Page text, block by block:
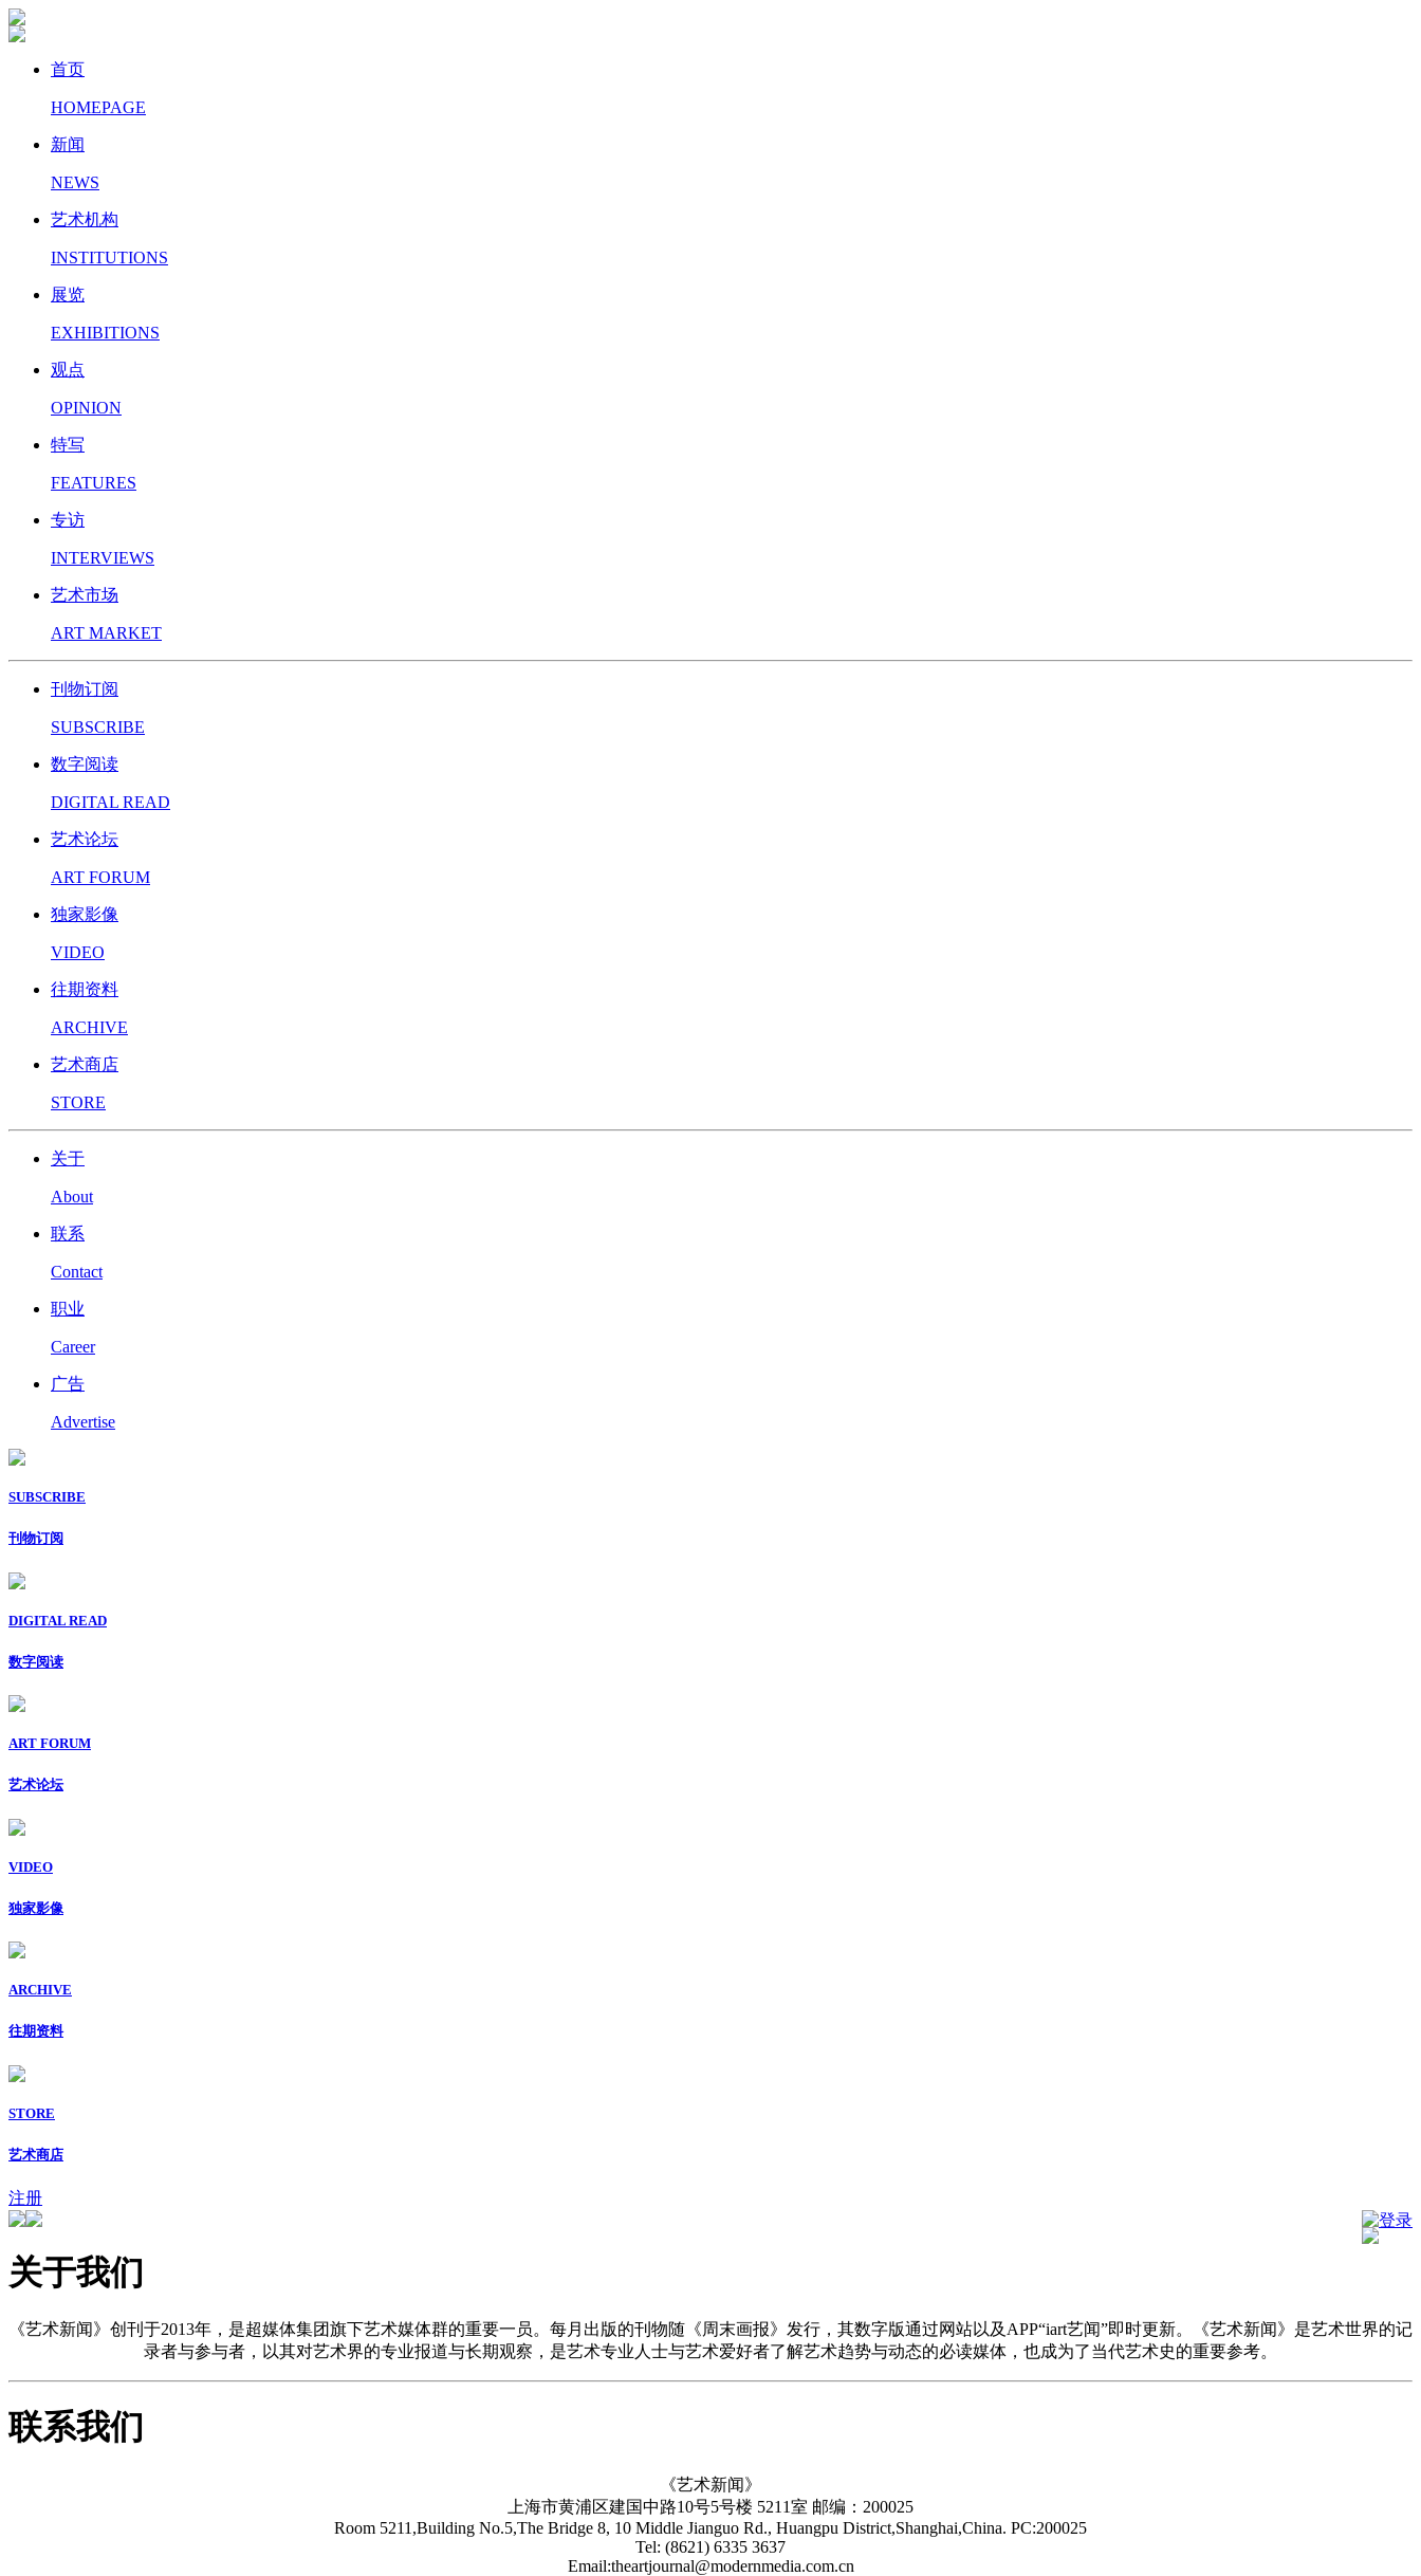
首页
HOMEPAGE
新闻
NEWS
艺术机构
INSTITUTIONS
展览
EXHIBITIONS
观点
OPINION
特写
FEATURES
专访
INTERVIEWS
艺术市场
ART MARKET
刊物订阅
SUBSCRIBE
数字阅读
DIGITAL READ
艺术论坛
ART FORUM
独家影像
VIDEO
往期资料
ARCHIVE
艺术商店
STORE
关于
About
联系
Contact
职业
Career
广告
Advertise
SUBSCRIBE
刊物订阅
DIGITAL READ
数字阅读
ART FORUM
艺术论坛
VIDEO
独家影像
ARCHIVE
往期资料
STORE
艺术商店
注册
登录
关于我们
《艺术新闻》创刊于2013年，是超媒体集团旗下艺术媒体群的重要一员。每月出版的刊物随《周末画报》发行，其数字版通过网站以及APP“iart艺闻”即时更新。《艺术新闻》是艺术世界的记
录者与参与者，以其对艺术界的专业报道与长期观察，是艺术专业人士与艺术爱好者了解艺术趋势与动态的必读媒体，也成为了当代艺术史的重要参考。
联系我们
《艺术新闻》
上海市黄浦区建国中路10号5号楼 5211室 邮编：200025
Room 5211,Building No.5,The Bridge 8, 10 Middle Jianguo Rd., Huangpu District,Shanghai,China. PC:200025
Tel: (8621) 6335 3637
Email:theartjournal@modernmedia.com.cn